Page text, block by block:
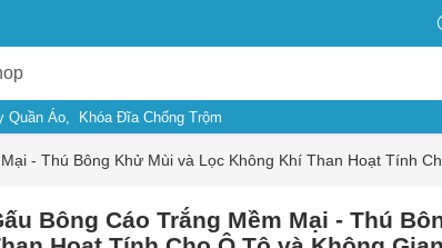
Quần Áo Khóa Đĩa Chống Trộm
- Thú Bông Khử Mùi và Lọc Không Khí Than Hoạt Tính
Bông Cáo Trắng Mềm Mại - Thú